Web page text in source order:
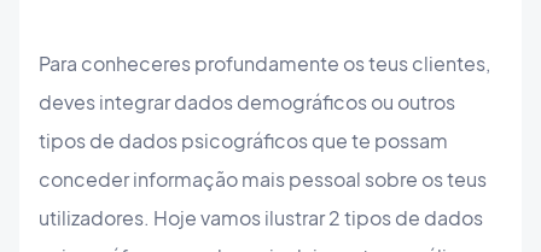
Para conheceres profundamente os teus clientes,
deves integrar dados demográficos ou outros
tipos de dados psicográficos que te possam
conceder informação mais pessoal sobre os teus
utilizadores. Hoje vamos ilustrar 2 tipos de dados